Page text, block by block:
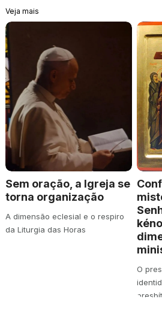
Veja mais
Sem oração, a Igreja se
torna organização
A dimensão eclesial e o respiro
da Liturgia das Horas
O